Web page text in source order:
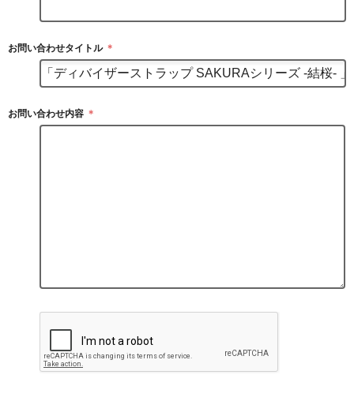
お問い合わせタイトル ＊
お問い合わせ内容 ＊